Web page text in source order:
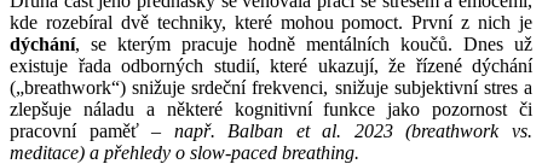
kde rozebíral dvě techniky, které mohou pomoct. První z nich je
dýchání, se kterým pracuje hodně mentálních koučů. Dnes už
existuje řada odborných studií, které ukazují, že řízené dýchání
(„breathwork“) snižuje srdeční frekvenci, snižuje subjektivní stres a
zlepšuje náladu a některé kognitivní funkce jako pozornost či
pracovní paměť – např. Balban et al. 2023 (breathwork vs.
meditace) a přehledy o slow-paced breathing.